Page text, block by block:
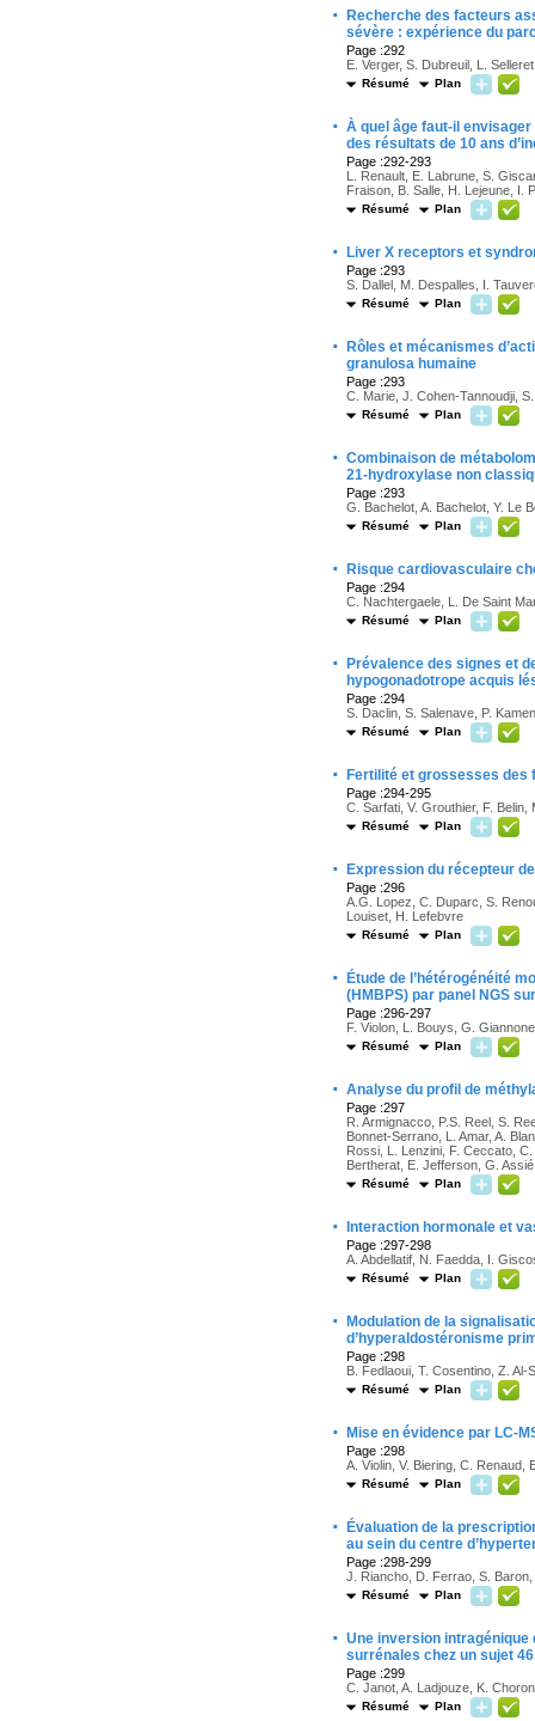
·
Recherche des facteurs
sévère : expérience du
Page :292
E. Verger, S. Dubreuil, L.
Résumé Plan
· À quel âge faut-il
des résultats de 10 ans
Page :292-293
L. Renault, E. Labrune, S.
Fraison, B. Salle, H. Lejeune, I.
Résumé Plan
· Liver X receptors et
Page :293
S. Dallel, M. Despalles, I.
Résumé Plan
·
Rôles et mécanismes
granulosa humaine
Page :293
C. Marie, J. Cohen-Tannoudji,
Résumé Plan
· Combinaison de
21-hydroxylase non
Page :293
G. Bachelot, A. Bachelot, Y. Le
Résumé Plan
· Risque cardiovasculaire
Page :294
C. Nachtergaele, L. De Saint
Résumé Plan
·
Prévalence des signes et
hypogonadotrope acquis
Page :294
S. Daclin, S. Salenave, P.
Résumé Plan
· Fertilité et grossesses des
Page :294-295
C. Sarfati, V. Grouthier, F.
Résumé Plan
· Expression du récepteur
Page :296
A.G. Lopez, C. Duparc, S.
Louiset, H. Lefebvre
Résumé Plan
·
Étude de l’hétérogénéité
(HMBPS) par panel NGS
Page :296-297
F. Violon, L. Bouys, G.
Résumé Plan
· Analyse du profil de
Page :297
R. Armignacco, P.S. Reel, S.
Bonnet-Serrano, L. Amar, A.
Rossi, L. Lenzini, F. Ceccato,
Bertherat, E. Jefferson, G. Assié
Résumé Plan
· Interaction hormonale et
Page :297-298
A. Abdellatif, N. Faedda, I.
Résumé Plan
·
Modulation de la
d’hyperaldostéronisme
Page :298
B. Fedlaoui, T. Cosentino, Z.
Résumé Plan
· Mise en évidence par LC-
Page :298
A. Violin, V. Biering, C.
Résumé Plan
·
Évaluation de la
au sein du centre
Page :298-299
J. Riancho, D. Ferrao, S.
Résumé Plan
· Une inversion intragénique
surrénales chez un sujet
Page :299
C. Janot, A. Ladjouze, K.
Résumé Plan